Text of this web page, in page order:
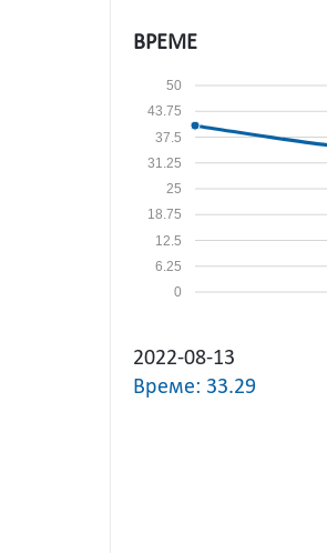
ВРЕМЕ
0
6.25
12.5
18.75
25
31.25
37.5
43.75
50
2022-08-13
Време: 33.29